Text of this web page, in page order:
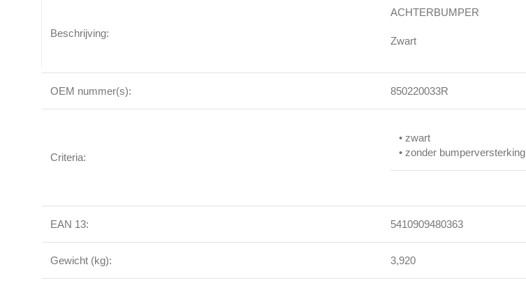
Beschrijving:
ACHTERBUMPER
Zwart
OEM nummer(s): 850220033R
Criteria:
• zwart
• zonder bumperversterking
EAN 13: 5410909480363
Gewicht (kg): 3,920